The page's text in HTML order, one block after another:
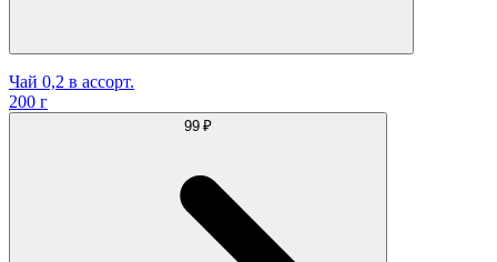
Чай 0,2 в ассорт.
200 г
99 ₽